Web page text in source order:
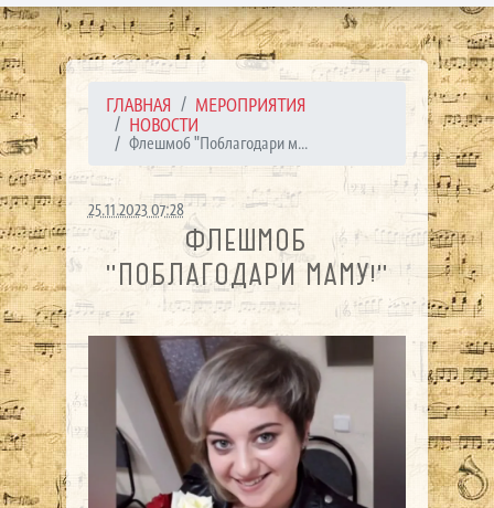
ГЛАВНАЯ
МЕРОПРИЯТИЯ
НОВОСТИ
Флешмоб "Поблагодари м...
25.11.2023 07:28
ФЛЕШМОБ
"ПОБЛАГОДАРИ МАМУ!"